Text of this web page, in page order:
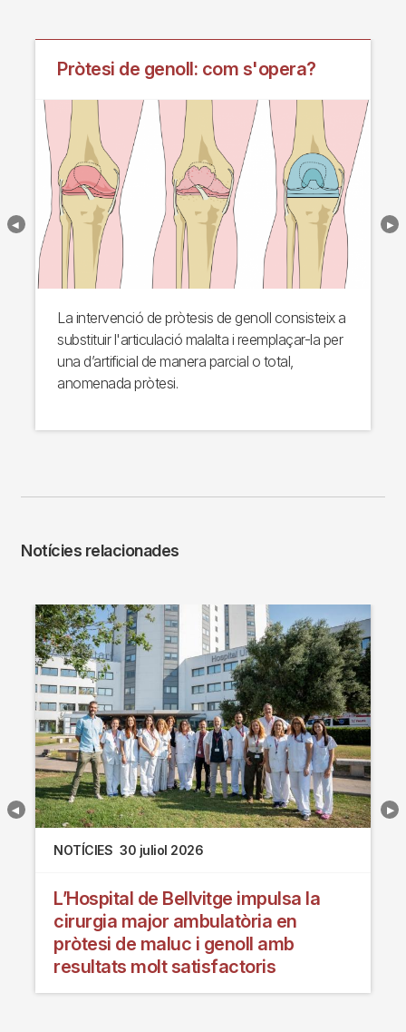
Pròtesi de genoll: com s'opera?
La intervenció de pròtesis de genoll consisteix a
substituir l'articulació malalta i reemplaçar-la per
una d’artificial de manera parcial o total,
anomenada pròtesi.
Notícies relacionades
NOTÍCIES 30 juliol 2026
L’Hospital de Bellvitge impulsa la
cirurgia major ambulatòria en
pròtesi de maluc i genoll amb
resultats molt satisfactoris